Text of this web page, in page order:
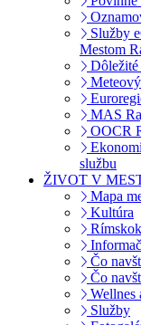
Služby
Mestom
Dôležité
MAS
OOCR
službu
ŽIVOT V
Mapa
Kultúra
Čo
Čo
Wellnes
Služby